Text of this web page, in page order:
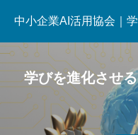
中小企業AI活用協会｜
学びを進化させ